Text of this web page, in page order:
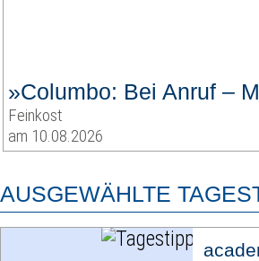
»Columbo: Bei Anruf –
Feinkost
am 10.08.2026
AUSGEWÄHLTE